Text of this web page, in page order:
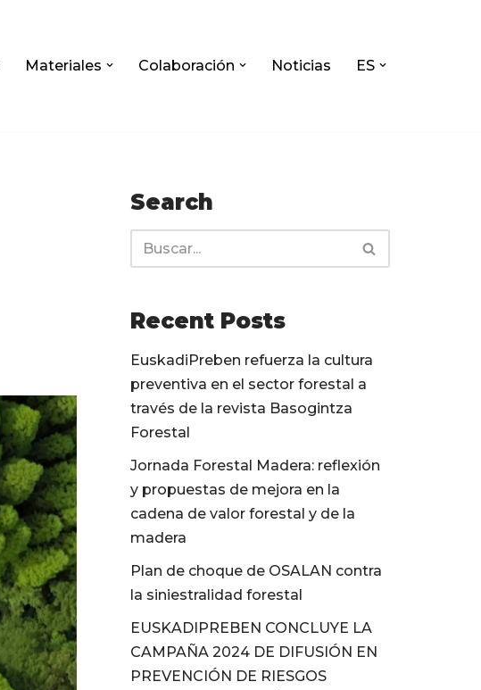
Materiales Colaboración Noticias ES
Search
Recent Posts
EuskadiPreben refuerza la cultura
preventiva en el sector forestal a
través de la revista Basogintza
Forestal
Jornada Forestal Madera: reflexión
y propuestas de mejora en la
cadena de valor forestal y de la
madera
Plan de choque de OSALAN contra
la siniestralidad forestal
EUSKADIPREBEN CONCLUYE LA
CAMPAÑA 2024 DE DIFUSIÓN EN
PREVENCIÓN DE RIESGOS